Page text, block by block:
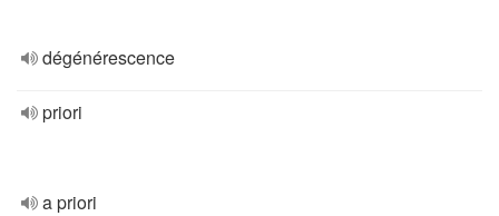
dégénérescence
priori
a priori